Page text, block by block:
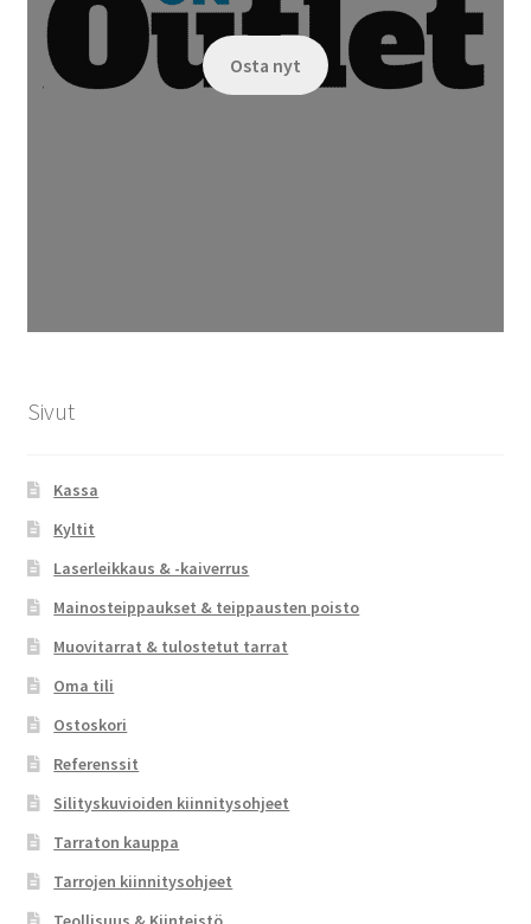
Osta nyt
Sivut
Kassa
Kyltit
Laserleikkaus & -kaiverrus
Mainosteippaukset & teippausten poisto
Muovitarrat & tulostetut tarrat
Oma tili
Ostoskori
Referenssit
Silityskuvioiden kiinnitysohjeet
Tarraton kauppa
Tarrojen kiinnitysohjeet